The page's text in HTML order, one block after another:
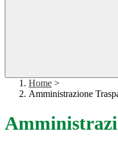
Home >
Amministrazione